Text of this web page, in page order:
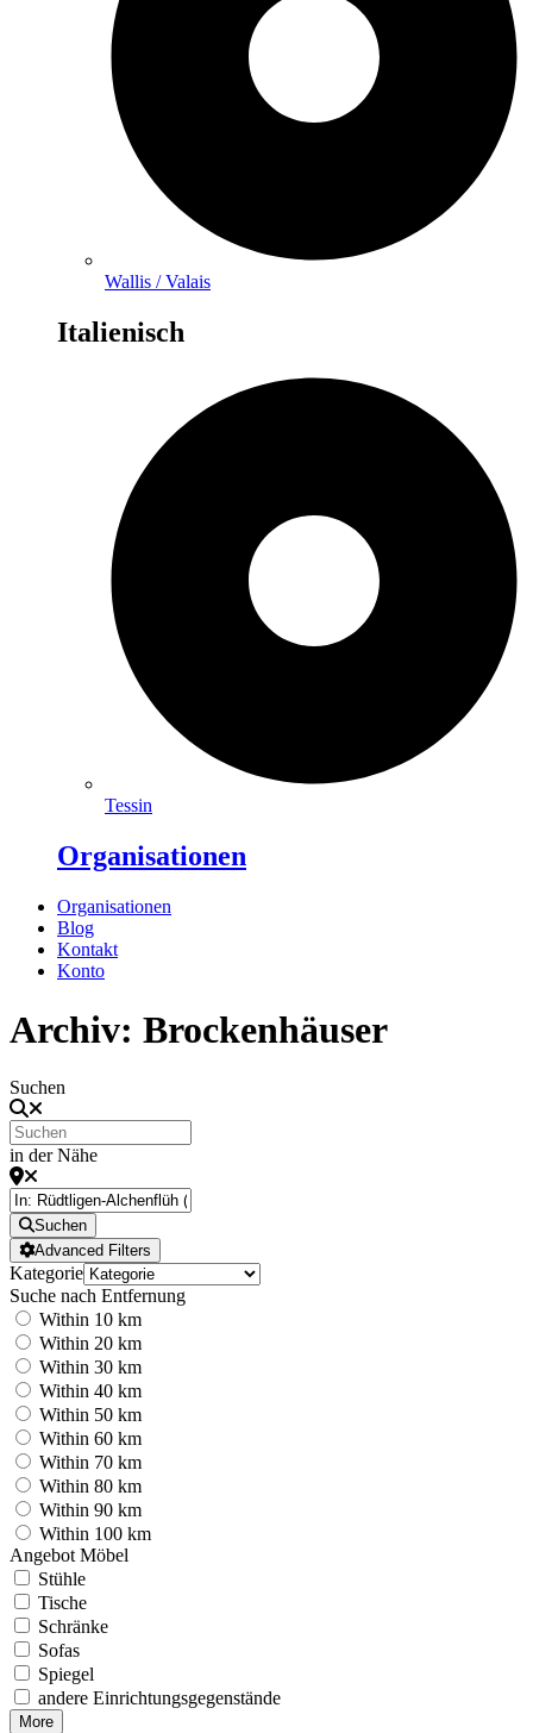
Wallis / Valais
Italienisch
Tessin
Organisationen
Organisationen
Blog
Kontakt
Konto
Archiv: Brockenhäuser
Suchen
in der Nähe
Suchen
Advanced Filters
Kategorie
Suche nach Entfernung
Within 10 km
Within 20 km
Within 30 km
Within 40 km
Within 50 km
Within 60 km
Within 70 km
Within 80 km
Within 90 km
Within 100 km
Angebot Möbel
Stühle
Tische
Schränke
Sofas
Spiegel
andere Einrichtungsgegenstände
More